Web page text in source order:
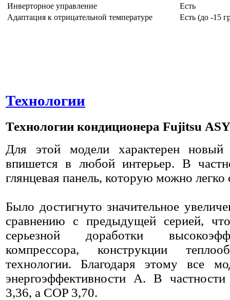
Инверторное управление
Есть
Адаптация к отрицательной температуре
Есть (до -15
Технологии
Технологии кондиционера Fujitsu
Для этой модели характерен
впишется в любой интерьер. В
глянцевая панель, которую можно
Было достигнуто значительное
сравнению с предыдущей серией,
серьезной доработки
компрессора, конструкции
технологии. Благодаря этому все
энергоэффективности A. В частности
3,36, а COP 3,70.